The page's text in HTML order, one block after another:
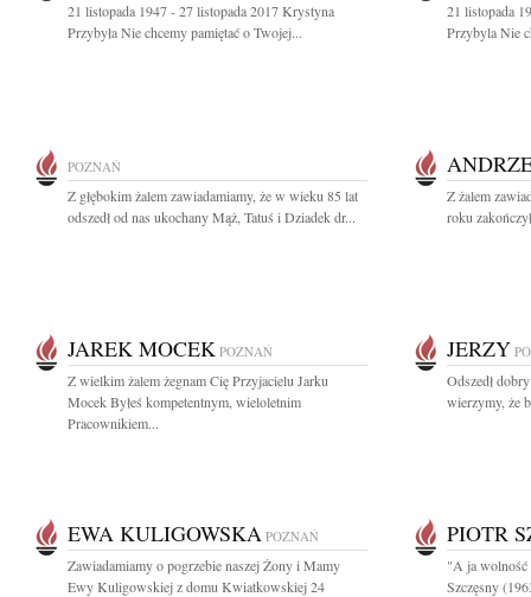
21 listopada 1947 - 27 listopada 2017 Krystyna
Przybyła Nie chcemy pamiętać o Twojej...
21 listopada
Przybyla Nie
POZNAŃ
Z głębokim żalem zawiadamiamy, że w wieku 85 lat
odszedł od nas ukochany Mąż, Tatuś i Dziadek dr...
Z żalem
roku
JAREK MOCEK POZNAŃ
Z wielkim żalem żegnam Cię Przyjacielu Jarku
Mocek Byłeś kompetentnym, wieloletnim
Pracownikiem...
JERZY
Odszedł
wierzymy, że
EWA KULIGOWSKA POZNAŃ
Zawiadamiamy o pogrzebie naszej Żony i Mamy
Ewy Kuligowskiej z domu Kwiatkowskiej 24
PIOTR
"A ja wolność
Szczęsny